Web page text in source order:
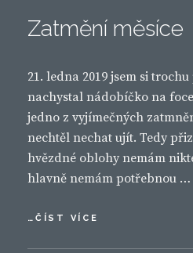
Zatmění měsíce
21. ledna 2019 jsem si
nachystal nádobíčko na
jedno z vyjímečných
nechtěl nechat ujít. Tedy
hvězdné oblohy nemám
hlavně nemám potřebnou …
…ČÍST VÍCE